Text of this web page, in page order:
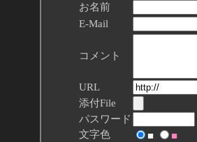
お名前
E-Mail
コメント
URL
添付File
パスワード
文字色
■ ■